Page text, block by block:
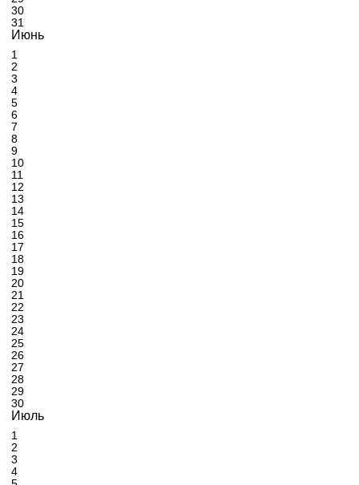
30
31
Июнь
1
2
3
4
5
6
7
8
9
10
11
12
13
14
15
16
17
18
19
20
21
22
23
24
25
26
27
28
29
30
Июль
1
2
3
4